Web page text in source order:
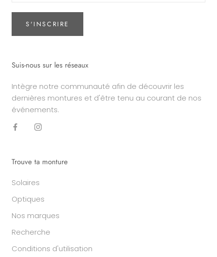
S'INSCRIRE
Suis-nous sur les réseaux
Intègre notre communauté afin de découvrir les
dernières montures et d'être tenu au courant de nos
événements.
Trouve ta monture
Solaires
Optiques
Nos marques
Recherche
Conditions d'utilisation